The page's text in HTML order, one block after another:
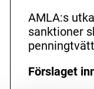
AMLA:s
sanktioner
Förslaget